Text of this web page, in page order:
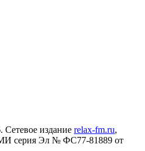
издание relax-fm.ru,
серия Эл № ФС77-81889 от